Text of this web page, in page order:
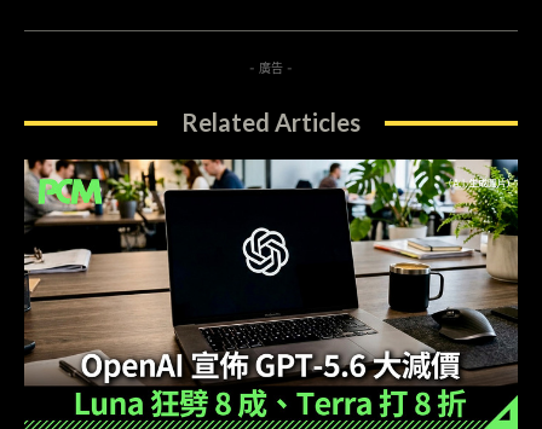
- 廣告 -
Related Articles